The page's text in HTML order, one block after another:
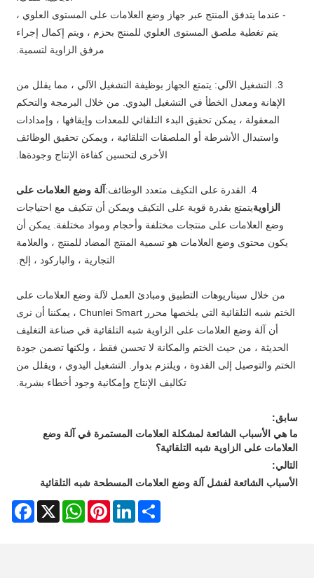
- عندما يتدفق المنتج عبر جهاز وضع العلامات على المستوى العلوي ،
يتم تغطية ملصق المستوى العلوي للمنتج بحزم ، ويتم إكمال إجراء
مرفق الزاوية لتسمية.
3. التشغيل الآلي: يتمتع الجهاز بوظيفة التشغيل الآلي ، مما يقلل من
الإهانة ومعدل الخطأ في التشغيل اليدوي. من خلال البرمجة والتحكم
المعقولة ، يمكن تحقيق البدء التلقائي للمعدات وإيقافها ، وإمدادات
واستبدال الأشرطة أو الملصقات التلقائية ، ويمكن تحقيق الوظائف
الأخرى لتحسين كفاءة الإنتاج وجودةها.
4. القدرة على التكيف متعدد الوظائف:
آلة وضع العلامات على
الزاويةيتمتع بقدرة قوية على التكيف ويمكن أن تتكيف مع احتياجات
وضع العلامات على منتجات مختلفة وأحجام ومواد مختلفة. يمكن أن
يكون محتوى وضع العلامات هو تسمية المنتج المضاد للمنتج ، والعلامة
التجارية ، والباركود ، إلخ.
من خلال سيناريوهات التطبيق ومبادئ العمل لآلة وضع العلامات على
الختم شبه التلقائية التي يلخصها محرر Chunlei Smart ، يمكننا أن نرى
أن آلة وضع العلامات على الزاوية شبه التلقائية في صناعة التغليف
الحديثة ، من حيث الختم والمكانة لا تحسن فقط ، ولكنها تضمن جودة
الختم والتوصيل إلى القدوة ، ويلتزم بدوار. التشغيل اليدوي ، ويقلل من
تكاليف الإنتاج وإمكانية وجود أخطاء بشرية.
سابق:
ما هي الأسباب الشائعة لمشكلة العلامات المستمرة في آلة وضع
العلامات على الزاوية شبه التلقائية؟
التالي:
الأسباب الشائعة لفشل آلة وضع العلامات المسطحة شبه التلقائية
X
WhatsAppPinterestLinkedInShare